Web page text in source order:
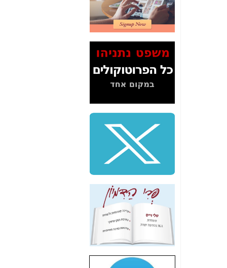
2" על תעלולי השר
משה כחלון -כאן
הסלולר" ואיך מסרסים
את הנתונים לציבור -
כאן
סיכום ביקור בסיליקון
שלמה פילבר (עד
לאחרונה מנכ"ל משרד
התקשורת) - עד
מדינה? הצחקתם
"יש אפליה בחקירה"?
חשיפה: למה השר
משה כחלון לא נחקר
עד היום? -
כאן
הדומה לזו של "תיק
4000" אך בתחום
הסלולר -